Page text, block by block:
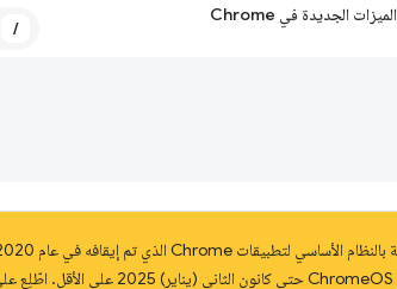
الميزات الجديدة في Chrome
/